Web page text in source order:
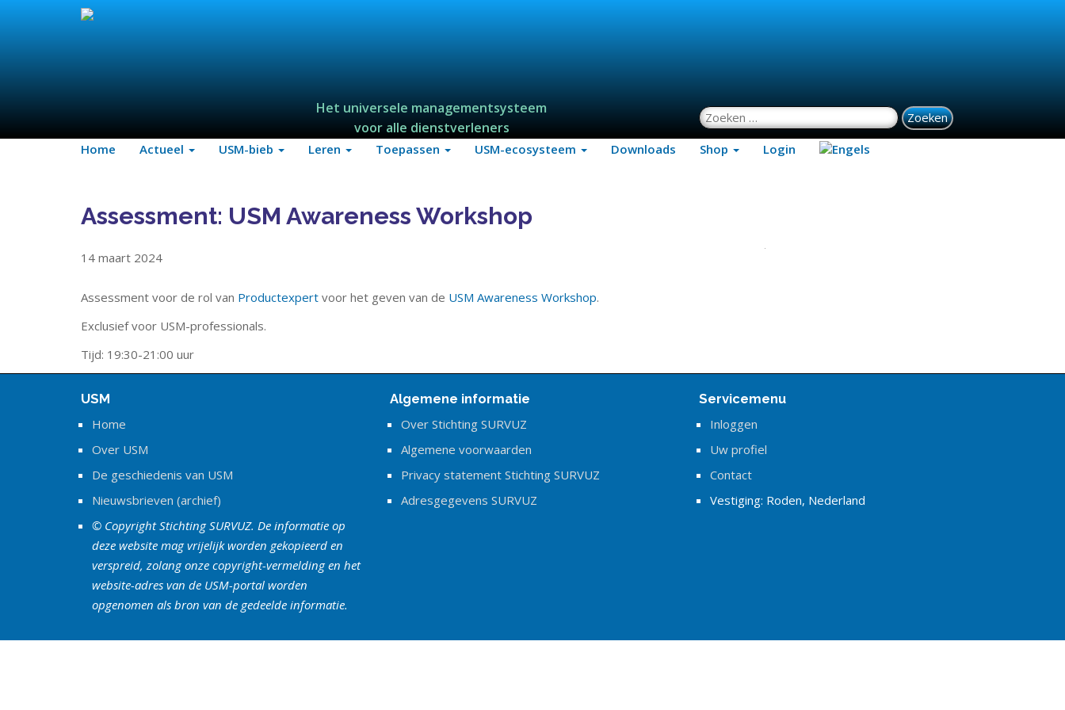
Het universele managementsysteem
voor alle dienstverleners
Zoeken naar:
Home Actueel USM-bieb Leren Toepassen USM-ecosysteem Downloads Shop Login
Assessment: USM Awareness Workshop
14 maart 2024
Assessment voor de rol van Productexpert voor het geven van de USM Awareness Workshop.
Exclusief voor USM-professionals.
Tijd: 19:30-21:00 uur
USM
Home
Over USM
De geschiedenis van USM
Nieuwsbrieven (archief)
© Copyright Stichting SURVUZ. De informatie op
deze website mag vrijelijk worden gekopieerd en
verspreid, zolang onze copyright-vermelding en het
website-adres van de USM-portal worden
opgenomen als bron van de gedeelde informatie.
Algemene informatie
Over Stichting SURVUZ
Algemene voorwaarden
Privacy statement Stichting SURVUZ
Adresgegevens SURVUZ
Servicemenu
Inloggen
Uw profiel
Contact
Vestiging: Roden, Nederland